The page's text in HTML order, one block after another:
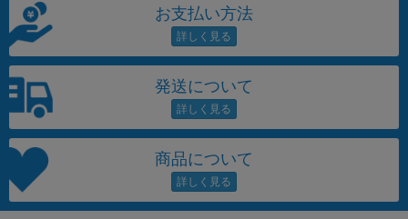
お支払い方法
発送について
商品について